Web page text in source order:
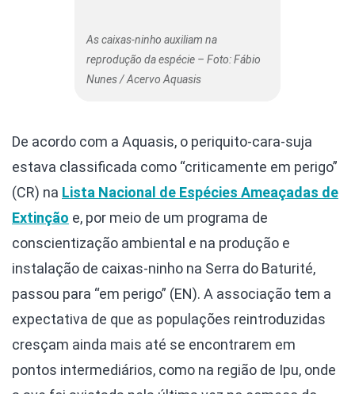
As caixas-ninho auxiliam na
reprodução da espécie – Foto: Fábio
Nunes / Acervo Aquasis
De acordo com a Aquasis, o periquito-cara-suja
estava classificada como “criticamente em perigo”
(CR) na Lista Nacional de Espécies Ameaçadas de
Extinção e, por meio de um programa de
conscientização ambiental e na produção e
instalação de caixas-ninho na Serra do Baturité,
passou para “em perigo” (EN). A associação tem a
expectativa de que as populações reintroduzidas
cresçam ainda mais até se encontrarem em
pontos intermediários, como na região de Ipu, onde